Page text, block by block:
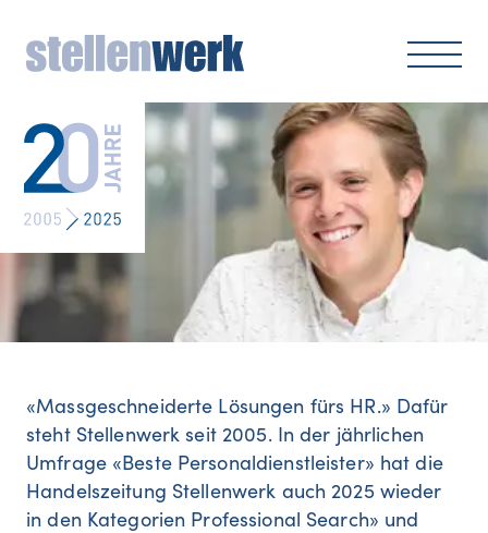
«Massgeschneiderte Lösungen fürs HR.» Dafür
steht Stellenwerk seit 2005. In der jährlichen
Umfrage «Beste Personaldienstleister» hat die
Handelszeitung Stellenwerk auch 2025 wieder
in den Kategorien Professional Search» und